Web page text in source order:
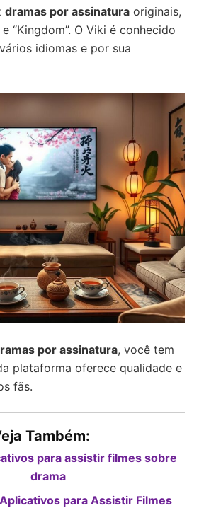
dramas por assinatura originais,
“Kingdom”. O Viki é conhecido
idiomas e por sua
por assinatura, você tem
plataforma oferece qualidade e
fãs.
Também:
para assistir filmes sobre
drama
para Assistir Filmes